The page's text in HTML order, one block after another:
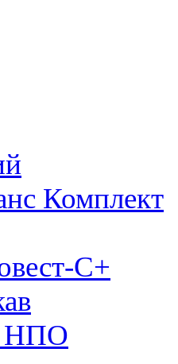
Комплект
С+
НПО